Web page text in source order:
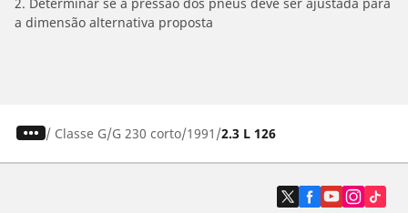
a dimensão alternativa proposta
/ Classe G G 230 corto 1991 2.3 L 126